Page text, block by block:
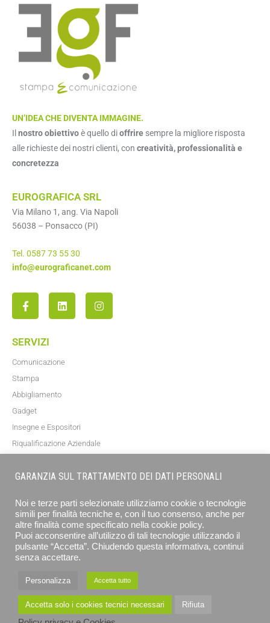
UN’IDEA CHE DIVENTA IMMAGINE.
Il nostro obiettivoè quello dioffrire sempre la migliore risposta
alle richieste dei nostri clienti, con creatività, professionalità e
concretezza
EUROGRAFICA SRL
Via Milano 1, ang. Via Napoli
56038 – Ponsacco (PI)
Tel. 0587 73 55 30
info@eurograficanet.com
SERVIZI
Comunicazione
Stampa
Abbigliamento
Gadget
Insegne e Espositori
Riqualificazione Aziendale
ISCRIVITI
GARANZIA SUL TRATTAMENTO DEI DATI PERSONALI
Noi e terze parti selezionate utilizziamo cookie o tecnologie
simili per finalità tecniche e, con il tuo consenso, anche per
altre finalità come specificato nella cookie policy.
Puoi acconsentire all’utilizzo di tali tecnologie utilizzando il
pulsante “Accetta”. Chiudendo questa informativa, continui
senza accettare.
Personalizza Accetta tutto
Accetta solo i cookies tecnici necessari Rifiuta